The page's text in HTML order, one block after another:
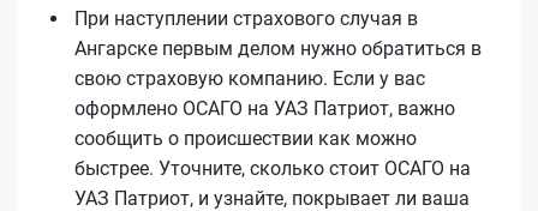
При наступлении страхового случая в
Ангарске первым делом нужно обратиться в
свою страховую компанию. Если у вас
оформлено ОСАГО на УАЗ Патриот, важно
сообщить о происшествии как можно
быстрее. Уточните, сколько стоит ОСАГО на
УАЗ Патриот, и узнайте, покрывает ли ваша